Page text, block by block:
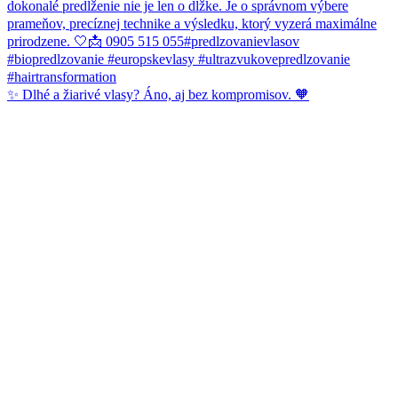
✨ Dlhé a žiarivé vlasy? Áno, aj bez kompromisov. 🧡